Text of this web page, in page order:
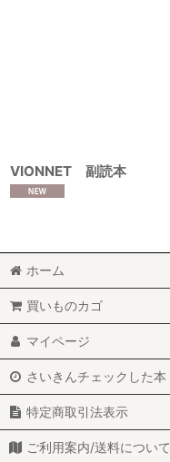
VIONNET 副読本
ホーム
買いものカゴ
マイページ
さいきんチェックした本
特定商取引法表示
ご利用案内/送料について